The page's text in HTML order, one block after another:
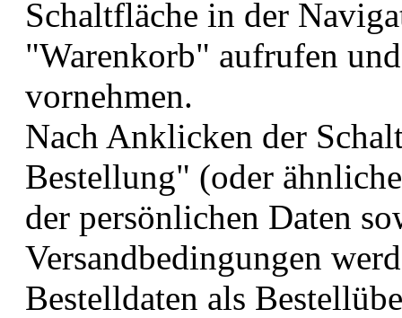
Schaltfläche in der
"Warenkorb" aufrufen
vornehmen.
Nach Anklicken der
Bestellung" (oder
der persönlichen Daten
Versandbedingungen
Bestelldaten als